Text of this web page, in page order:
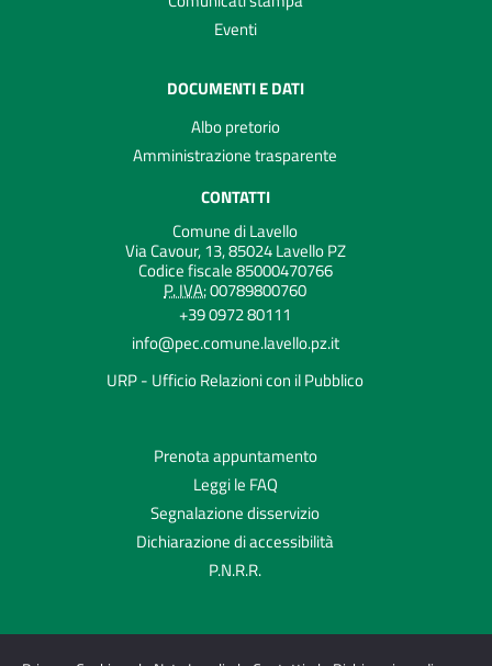
Eventi
DOCUMENTI E DATI
Albo pretorio
Amministrazione trasparente
CONTATTI
Comune di Lavello
Via Cavour, 13, 85024 Lavello PZ
Codice fiscale 85000470766
P. IVA:00789800760
+39 0972 80111
info@pec.comune.lavello.pz.it
URP - Ufficio Relazioni con il Pubblico
Prenota appuntamento
Leggi le FAQ
Segnalazione disservizio
Dichiarazione di accessibilità
P.N.R.R.